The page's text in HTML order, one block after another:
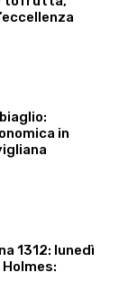
in
1312: lunedì